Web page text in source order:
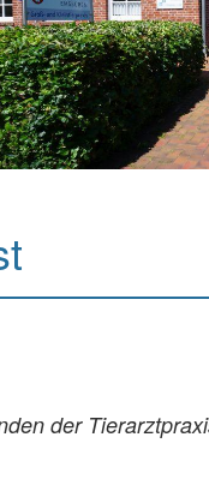
Großtierpraxis
Kontakt & Anfahrt
der